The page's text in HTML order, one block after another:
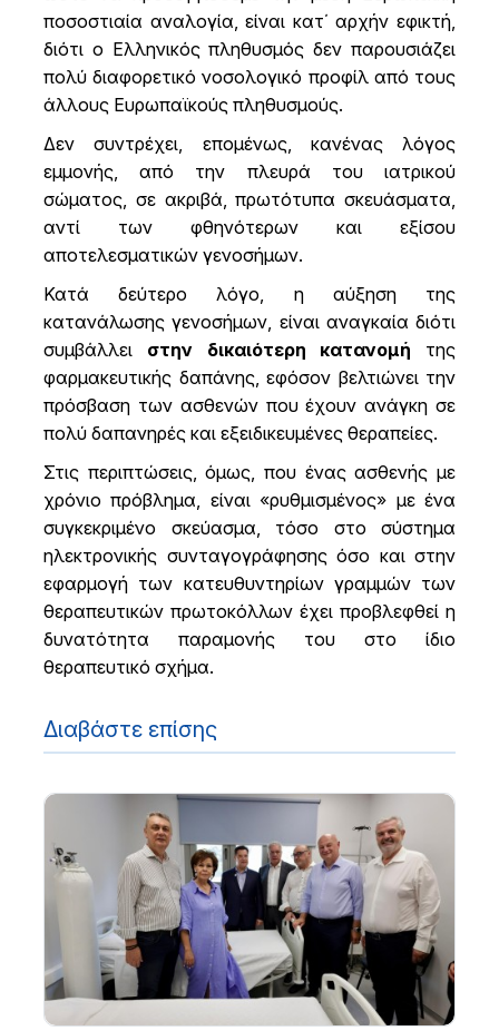
ποσοστιαία αναλογία, είναι κατ΄ αρχήν εφικτή,
διότι ο Ελληνικός πληθυσμός δεν παρουσιάζει
πολύ διαφορετικό νοσολογικό προφίλ από τους
άλλους Ευρωπαϊκούς πληθυσμούς.
Δεν συντρέχει, επομένως, κανένας λόγος
εμμονής, από την πλευρά του ιατρικού
σώματος, σε ακριβά, πρωτότυπα σκευάσματα,
αντί των φθηνότερων και εξίσου
αποτελεσματικών γενοσήμων.
Κατά δεύτερο λόγο, η αύξηση της
κατανάλωσης γενοσήμων, είναι αναγκαία διότι
συμβάλλει στην δικαιότερη κατανομή της
φαρμακευτικής δαπάνης, εφόσον βελτιώνει την
πρόσβαση των ασθενών που έχουν ανάγκη σε
πολύ δαπανηρές και εξειδικευμένες θεραπείες.
Στις περιπτώσεις, όμως, που ένας ασθενής με
χρόνιο πρόβλημα, είναι «ρυθμισμένος» με ένα
συγκεκριμένο σκεύασμα, τόσο στο σύστημα
ηλεκτρονικής συνταγογράφησης όσο και στην
εφαρμογή των κατευθυντηρίων γραμμών των
θεραπευτικών πρωτοκόλλων έχει προβλεφθεί η
δυνατότητα παραμονής του στο ίδιο
θεραπευτικό σχήμα.
Διαβάστε επίσης